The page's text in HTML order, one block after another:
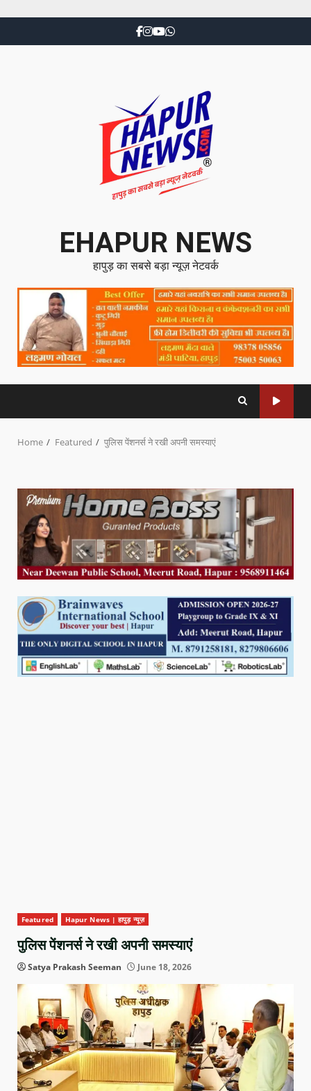
EHAPUR NEWS
हापुड़ का सबसे बड़ा न्यूज़ नेटवर्क
Home Featured पुलिस पेंशनर्स ने रखी अपनी समस्याएं
Featured Hapur News | हापुड़ न्यूज़
पुलिस पेंशनर्स ने रखी अपनी समस्याएं
Satya Prakash Seeman June 18, 2026